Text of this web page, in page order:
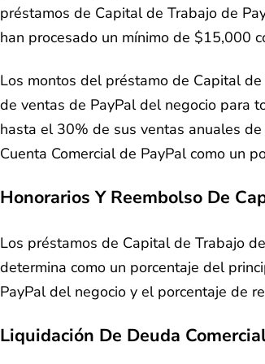
préstamos de Capital de Trabajo de
han procesado un mínimo de $15,000
Los montos del préstamo de Capital
de ventas de PayPal del negocio para
hasta el 30% de sus ventas anuales
Cuenta Comercial de PayPal como un
Honorarios Y Reembolso De
Los préstamos de Capital de Trabajo
determina como un porcentaje del
PayPal del negocio y el porcentaje de
Liquidación De Deuda